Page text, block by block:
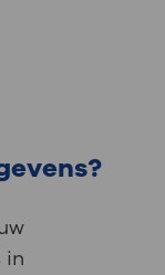
in